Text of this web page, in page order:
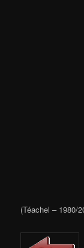
(Téachel – 1980/